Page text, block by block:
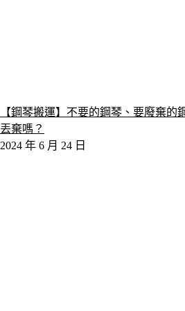
【鋼琴搬運】不要的鋼琴、要廢棄的
丟棄嗎？
2024 年 6 月 24 日